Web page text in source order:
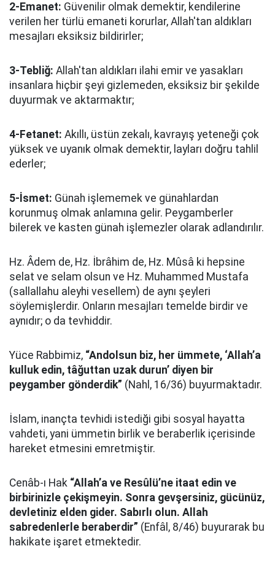
2-Emanet: Güvenilir olmak demektir, kendilerine
verilen her türlü emaneti korurlar, Allah'tan aldıkları
mesajları eksiksiz bildirirler;
3-Tebliğ: Allah'tan aldıkları ilahi emir ve yasakları
insanlara hiçbir şeyi gizlemeden, eksiksiz bir şekilde
duyurmak ve aktarmaktır;
4-Fetanet: Akıllı, üstün zekalı, kavrayış yeteneği çok
yüksek ve uyanık olmak demektir, layları doğru tahlil
ederler;
5-İsmet: Günah işlememek ve günahlardan
korunmuş olmak anlamına gelir. Peygamberler
bilerek ve kasten günah işlemezler olarak adlandırılır.
Hz. Âdem de, Hz. İbrâhim de, Hz. Mûsâ ki hepsine
selat ve selam olsun ve Hz. Muhammed Mustafa
(sallallahu aleyhi vesellem) de aynı şeyleri
söylemişlerdir. Onların mesajları temelde birdir ve
aynıdır; o da tevhiddir.
Yüce Rabbimiz, “Andolsun biz, her ümmete, ‘Allah’a
kulluk edin, tâğuttan uzak durun’ diyen bir
peygamber gönderdik” (Nahl, 16/36) buyurmaktadır.
İslam, inançta tevhidi istediği gibi sosyal hayatta
vahdeti, yani ümmetin birlik ve beraberlik içerisinde
hareket etmesini emretmiştir.
Cenâb-ı Hak “Allah’a ve Resûlü’ne itaat edin ve
birbirinizle çekişmeyin. Sonra gevşersiniz, gücünüz,
devletiniz elden gider. Sabırlı olun. Allah
sabredenlerle beraberdir” (Enfâl, 8/46) buyurarak bu
hakikate işaret etmektedir.